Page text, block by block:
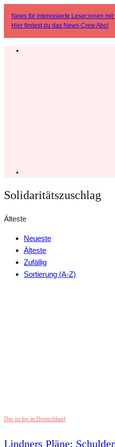
News für interessierte Leser:innen mit
Hier findest du das News-Crew Abo!
Solidaritätszuschlag
Älteste
Neueste
Älteste
Zufällig
Sortierung (A-Z)
Das ist los in Deutschland
Lindners Pläne: